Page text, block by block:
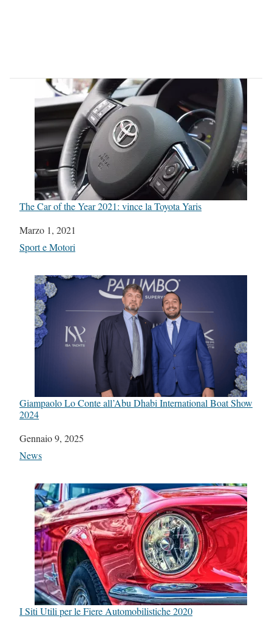
The Car of the Year 2021: vince la Toyota Yaris
Data
Marzo 1, 2021
In relazione a
Sport e Motori
Giampaolo Lo Conte all’Abu Dhabi International Boat Show
2024
Data
Gennaio 9, 2025
In relazione a
News
I Siti Utili per le Fiere Automobilistiche 2020